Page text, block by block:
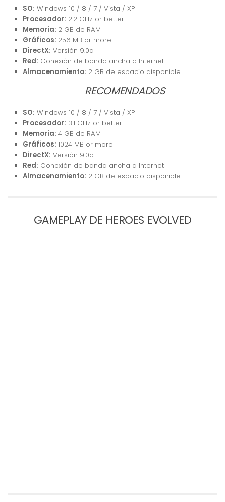
SO: Windows 10 / 8 / 7 / Vista / XP
Procesador: 2.2 GHz or better
Memoria: 2 GB de RAM
Gráficos: 256 MB or more
DirectX: Versión 9.0a
Red: Conexión de banda ancha a Internet
Almacenamiento: 2 GB de espacio disponible
RECOMENDADOS
SO: Windows 10 / 8 / 7 / Vista / XP
Procesador: 3.1 GHz or better
Memoria: 4 GB de RAM
Gráficos: 1024 MB or more
DirectX: Versión 9.0c
Red: Conexión de banda ancha a Internet
Almacenamiento: 2 GB de espacio disponible
GAMEPLAY DE HEROES EVOLVED